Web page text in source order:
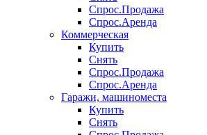
Спрос.Продажа
Спрос.Аренда
Коммерческая
Купить
Снять
Спрос.Продажа
Спрос.Аренда
Гаражи, машиноместа
Купить
Снять